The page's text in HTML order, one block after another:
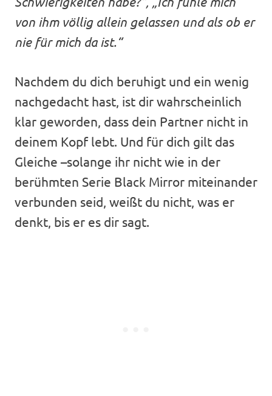
von ihm völlig allein gelassen und als ob er
nie für mich da ist.“
Nachdem du dich beruhigt und ein wenig
nachgedacht hast, ist dir wahrscheinlich
klar geworden, dass dein Partner nicht in
deinem Kopf lebt. Und für dich gilt das
Gleiche –solange ihr nicht wie in der
berühmten Serie Black Mirror miteinander
verbunden seid, weißt du nicht, was er
denkt, bis er es dir sagt.